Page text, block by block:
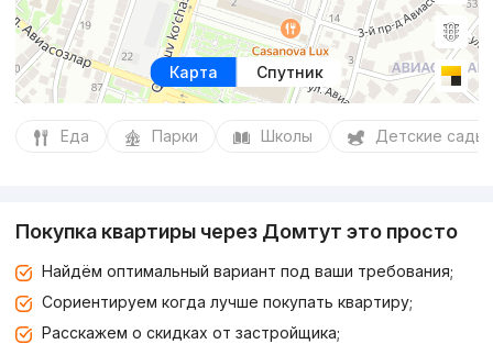
Карта Спутник
Еда Парки Школы Детские сады
Покупка квартиры через Домтут это просто
Найдём оптимальный вариант под ваши требования;
Сориентируем когда лучше покупать квартиру;
Расскажем о скидках от застройщика;